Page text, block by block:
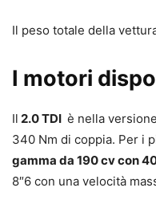
Il peso totale della
I motori
Il 2.0 TDI è nella
340 Nm di coppia. Per i
gamma da 190 cv con
8″6 con una velocità